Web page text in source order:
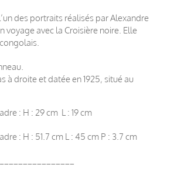
des portraits réalisés par Alexandre
voyage avec la Croisière noire. Elle
à droite et datée en 1925, situé au
: H : 29 cm L : 19 cm
: H : 51.7 cm L : 45 cm P : 3.7 cm